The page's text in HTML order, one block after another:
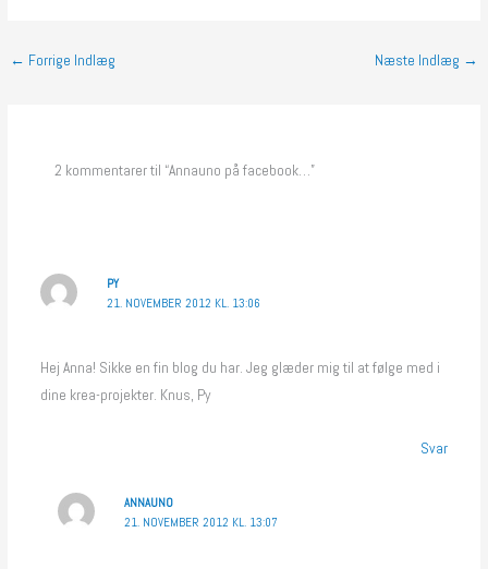
← Forrige Indlæg Næste Indlæg →
2 kommentarer til “Annauno på facebook…”
PY
21. NOVEMBER 2012 KL. 13:06
Hej Anna! Sikke en fin blog du har. Jeg glæder mig til at følge med i
dine krea-projekter. Knus, Py
Svar
ANNAUNO
21. NOVEMBER 2012 KL. 13:07